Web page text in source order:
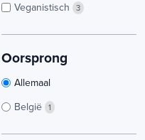
Veganistisch 3
Oorsprong
Allemaal
België 1